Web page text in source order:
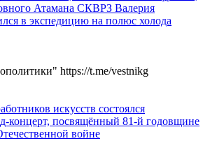
Атамана СКВРЗ Валерия
в экспедицию на полюс холода
https://t.me/vestnikg
искусств состоялся
концерт, посвящённый 81-й годовщине
войне